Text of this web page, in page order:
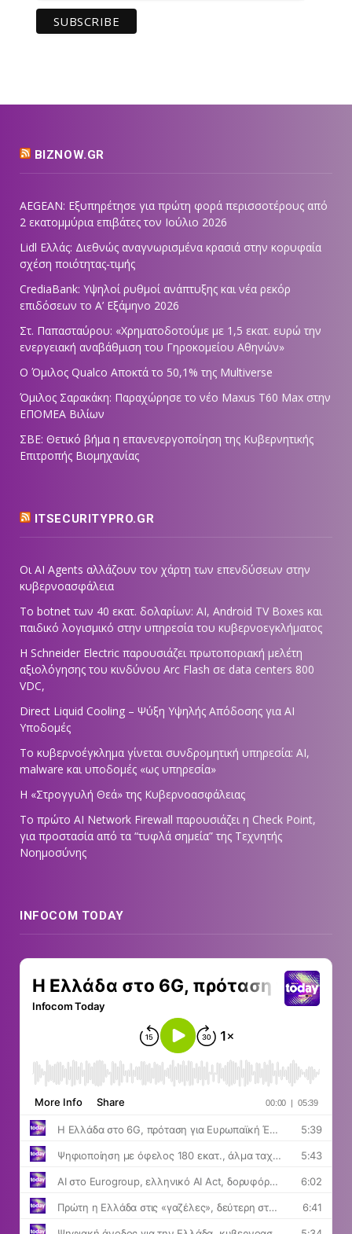
BIZNOW.GR
AEGEAN: Εξυπηρέτησε για πρώτη φορά περισσοτέρους από
2 εκατομμύρια επιβάτες τον Ιούλιο 2026
Lidl Ελλάς: Διεθνώς αναγνωρισμένα κρασιά στην κορυφαία
σχέση ποιότητας-τιμής
CrediaBank: Υψηλοί ρυθμοί ανάπτυξης και νέα ρεκόρ
επιδόσεων το Α’ Εξάμηνο 2026
Στ. Παπασταύρου: «Χρηματοδοτούμε με 1,5 εκατ. ευρώ την
ενεργειακή αναβάθμιση του Γηροκομείου Αθηνών»
Ο Όμιλος Qualco Αποκτά το 50,1% της Multiverse
Όμιλος Σαρακάκη: Παραχώρησε το νέο Maxus T60 Max στην
ΕΠΟΜΕΑ Βιλίων
ΣΒΕ: Θετικό βήμα η επανενεργοποίηση της Κυβερνητικής
Επιτροπής Βιομηχανίας
ITSECURITYPRO.GR
Οι AI Agents αλλάζουν τον χάρτη των επενδύσεων στην
κυβερνοασφάλεια
Το botnet των 40 εκατ. δολαρίων: AI, Android TV Boxes και
παιδικό λογισμικό στην υπηρεσία του κυβερνοεγκλήματος
Η Schneider Electric παρουσιάζει πρωτοποριακή μελέτη
αξιολόγησης του κινδύνου Arc Flash σε data centers 800
VDC,
Direct Liquid Cooling – Ψύξη Υψηλής Απόδοσης για AI
Υποδομές
Το κυβερνοέγκλημα γίνεται συνδρομητική υπηρεσία: AI,
malware και υποδομές «ως υπηρεσία»
Η «Στρογγυλή Θεά» της Κυβερνοασφάλειας
Tο πρώτο AI Network Firewall παρουσιάζει η Check Point,
για προστασία από τα “τυφλά σημεία” της Τεχνητής
Νοημοσύνης
INFOCOM TODAY